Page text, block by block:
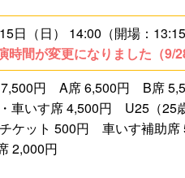
でかけアリオス
日（日） 14:00（開場：13:15
時間が変更になりました（9/
7,500円 A席 6,500円 B席
す席 4,500円 U25（25歳
ト 500円 車いす補助席
2,000円